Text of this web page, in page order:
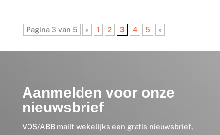
Pagina 3 van 5 « 1 2 3 4 5 »
Aanmelden voor onze
nieuwsbrief
VOS/ABB mailt wekelijks een gratis nieuwsbrief,